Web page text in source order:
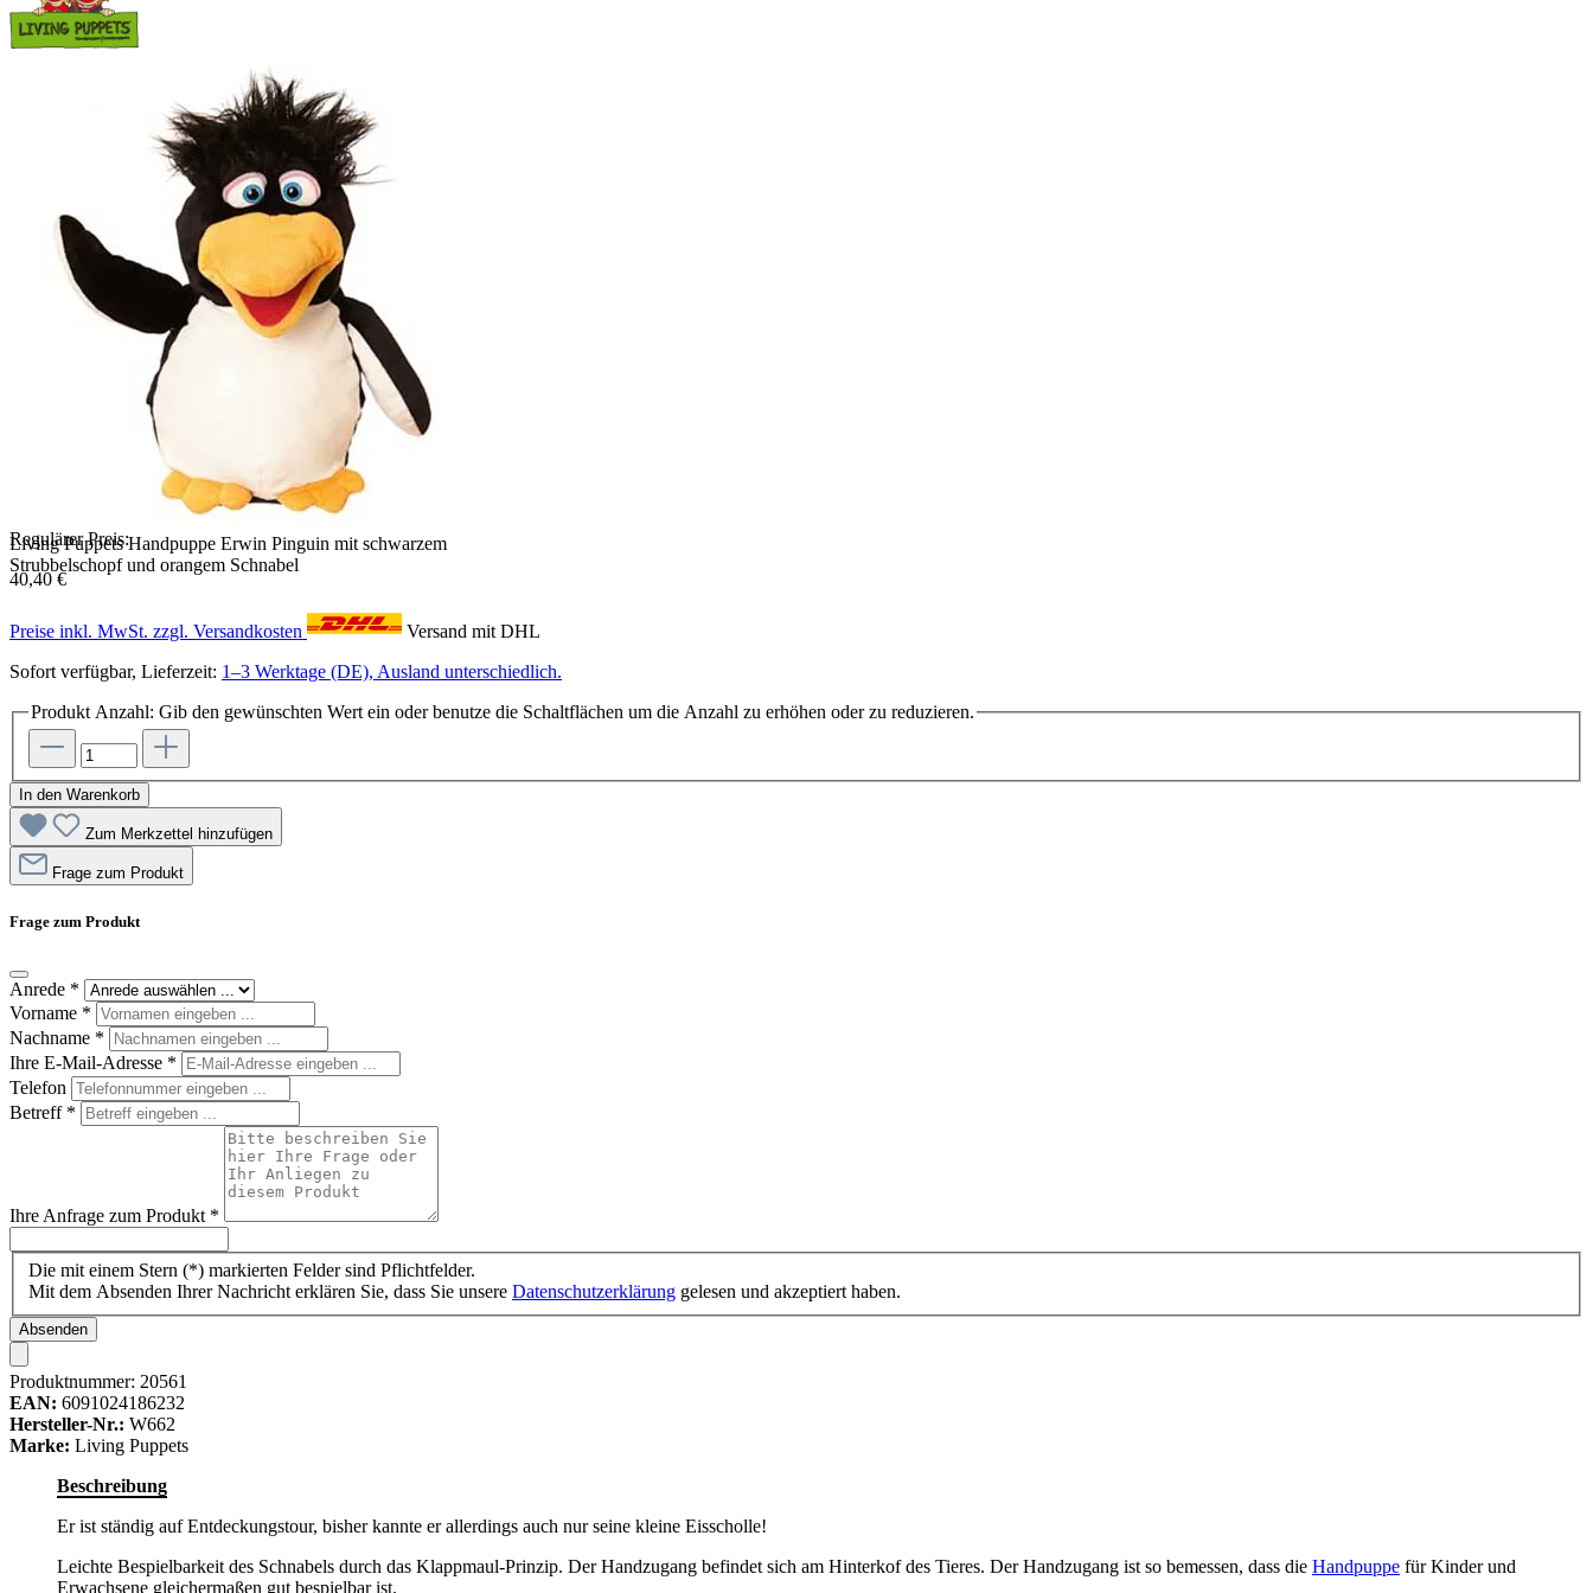
Living Puppets Handpuppe Erwin Pinguin mit schwarzem
Strubbelschopf und orangem Schnabel
Regulärer Preis:
40,40 €
Preise inkl. MwSt. zzgl. Versandkosten
Versand mit DHL
Sofort verfügbar, Lieferzeit: 1–3 Werktage (DE), Ausland unterschiedlich.
Produkt Anzahl: Gib den gewünschten Wert ein oder benutze die Schaltflächen um die Anzahl zu erhöhen oder zu reduzieren.
In den Warenkorb
Zum Merkzettel hinzufügen
Frage zum Produkt
Frage zum Produkt
Anrede *
Vorname *
Nachname *
Ihre E-Mail-Adresse *
Telefon
Betreff *
Ihre Anfrage zum Produkt *
Die mit einem Stern (*) markierten Felder sind Pflichtfelder.
Mit dem Absenden Ihrer Nachricht erklären Sie, dass Sie unsere Datenschutzerklärung gelesen und akzeptiert haben.
Absenden
Produktnummer: 20561
EAN: 6091024186232
Hersteller-Nr.: W662
Marke: Living Puppets
Beschreibung
Er ist ständig auf Entdeckungstour, bisher kannte er allerdings auch nur seine kleine Eisscholle!
Leichte Bespielbarkeit des Schnabels durch das Klappmaul-Prinzip. Der Handzugang befindet sich am Hinterkof des Tieres. Der Handzugang ist so bemessen, dass die Handpuppe für Kinder und
Erwachsene gleichermaßen gut bespielbar ist.